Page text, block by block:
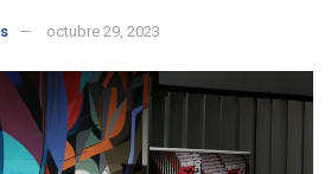
octubre 29, 2023